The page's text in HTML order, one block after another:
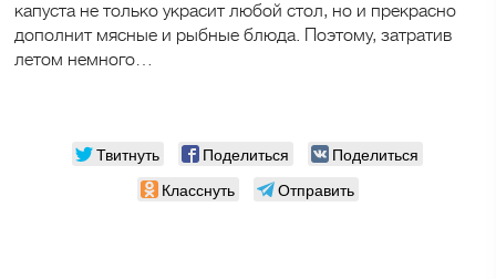
капуста не только украсит любой стол, но и прекрасно
дополнит мясные и рыбные блюда. Поэтому, затратив
летом немного…
Твитнуть Поделиться
Поделиться
Класснуть
Отправить